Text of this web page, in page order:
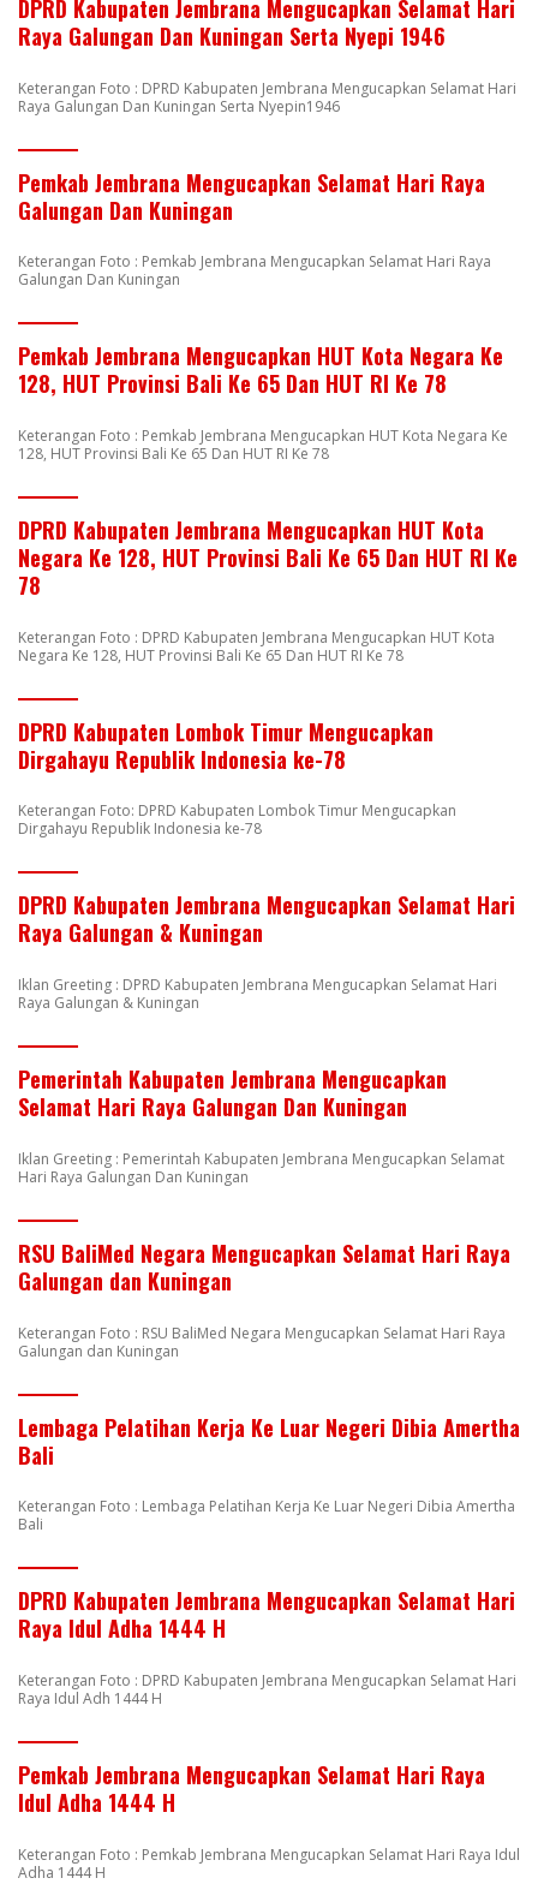
DPRD Kabupaten Jembrana Mengucapkan Selamat Hari
Raya Galungan Dan Kuningan Serta Nyepi 1946
Keterangan Foto : DPRD Kabupaten Jembrana Mengucapkan Selamat Hari
Raya Galungan Dan Kuningan Serta Nyepin1946
Pemkab Jembrana Mengucapkan Selamat Hari Raya
Galungan Dan Kuningan
Keterangan Foto : Pemkab Jembrana Mengucapkan Selamat Hari Raya
Galungan Dan Kuningan
Pemkab Jembrana Mengucapkan HUT Kota Negara Ke
128, HUT Provinsi Bali Ke 65 Dan HUT RI Ke 78
Keterangan Foto : Pemkab Jembrana Mengucapkan HUT Kota Negara Ke
128, HUT Provinsi Bali Ke 65 Dan HUT RI Ke 78
DPRD Kabupaten Jembrana Mengucapkan HUT Kota
Negara Ke 128, HUT Provinsi Bali Ke 65 Dan HUT RI Ke
78
Keterangan Foto : DPRD Kabupaten Jembrana Mengucapkan HUT Kota
Negara Ke 128, HUT Provinsi Bali Ke 65 Dan HUT RI Ke 78
DPRD Kabupaten Lombok Timur Mengucapkan
Dirgahayu Republik Indonesia ke-78
Keterangan Foto: DPRD Kabupaten Lombok Timur Mengucapkan
Dirgahayu Republik Indonesia ke-78
DPRD Kabupaten Jembrana Mengucapkan Selamat Hari
Raya Galungan & Kuningan
Iklan Greeting : DPRD Kabupaten Jembrana Mengucapkan Selamat Hari
Raya Galungan & Kuningan
Pemerintah Kabupaten Jembrana Mengucapkan
Selamat Hari Raya Galungan Dan Kuningan
Iklan Greeting : Pemerintah Kabupaten Jembrana Mengucapkan Selamat
Hari Raya Galungan Dan Kuningan
RSU BaliMed Negara Mengucapkan Selamat Hari Raya
Galungan dan Kuningan
Keterangan Foto : RSU BaliMed Negara Mengucapkan Selamat Hari Raya
Galungan dan Kuningan
Lembaga Pelatihan Kerja Ke Luar Negeri Dibia Amertha
Bali
Keterangan Foto : Lembaga Pelatihan Kerja Ke Luar Negeri Dibia Amertha
Bali
DPRD Kabupaten Jembrana Mengucapkan Selamat Hari
Raya Idul Adha 1444 H
Keterangan Foto : DPRD Kabupaten Jembrana Mengucapkan Selamat Hari
Raya Idul Adh 1444 H
Pemkab Jembrana Mengucapkan Selamat Hari Raya
Idul Adha 1444 H
Keterangan Foto : Pemkab Jembrana Mengucapkan Selamat Hari Raya Idul
Adha 1444 H